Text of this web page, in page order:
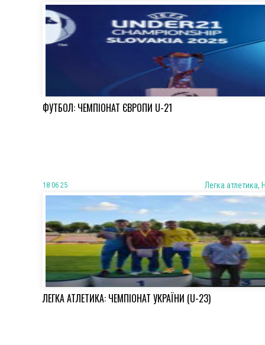
ФУТБОЛ: ЧЕМПІОНАТ ЄВРОПИ U-21
18 06 25 Легка атлетика,
ЛЕГКА АТЛЕТИКА: ЧЕМПІОНАТ УКРАЇНИ (U-23)